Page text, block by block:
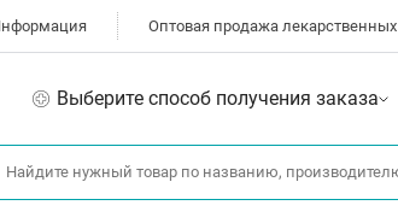
Оптовая продажа лекарственных
Выберите способ получения заказа